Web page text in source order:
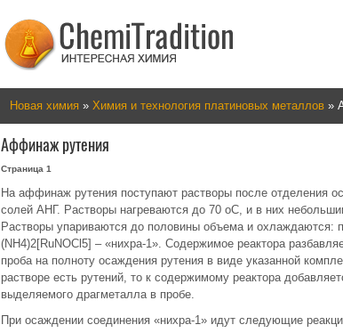
Новая химия » Химия и технология платиновых металлов »
Аффинаж рутения
Страница 1
На аффинаж рутения поступают растворы после отделения
солей АНГ. Растворы нагреваются до 70 оС, и в них
Растворы упариваются до половины объема и охлаждаются:
(NH4)2[RuNOCl5] – «нихра‑1». Содержимое реактора
проба на полноту осаждения рутения в виде указанной
растворе есть рутений, то к содержимому реактора
выделяемого драгметалла в пробе.
При осаждении соединения «нихра‑1» идут следующие